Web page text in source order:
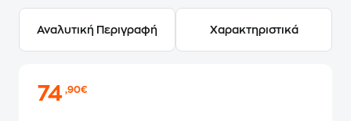
Αναλυτική Περιγραφή Χαρακτηριστικά
74,90€